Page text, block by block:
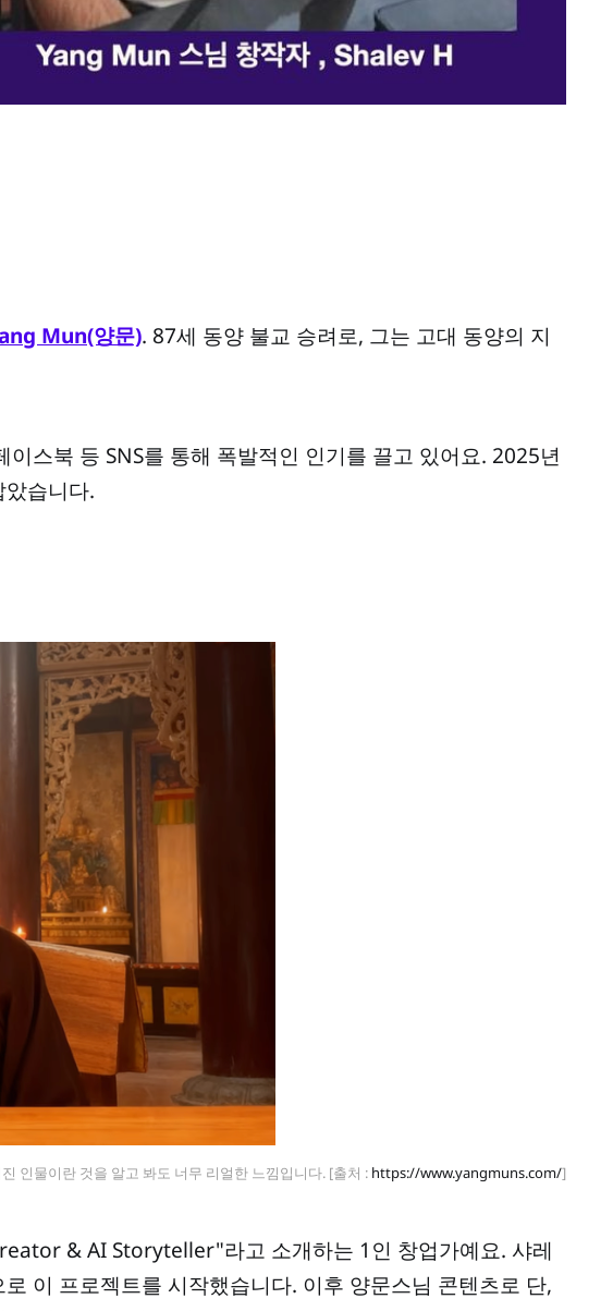
Mun(양문). 87세 동양 불교 승려로, 그는 고대 동양의 지
이스북 등 SNS를 통해 폭발적인 인기를 끌고 있어요. 2025년
습니다.
인물이란 것을 알고 봐도 너무 리얼한 느낌입니다. [출처 : https://www.yangmuns.com/]
& AI Storyteller"라고 소개하는 1인 창업가예요. 샤레
이 프로젝트를 시작했습니다. 이후 양문스님 콘텐츠로 단,